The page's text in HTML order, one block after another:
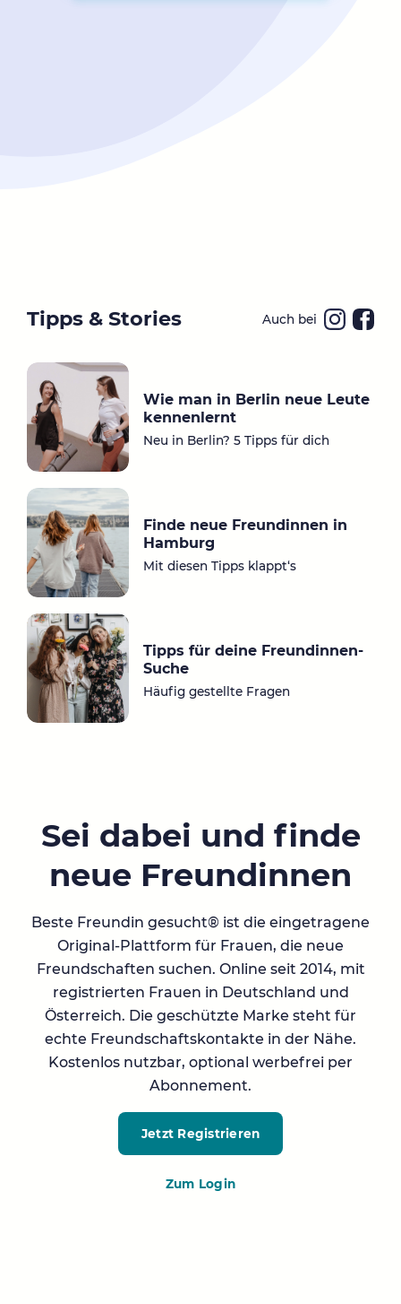
Tipps & Stories Auch bei
a
ok
Wie man in Berlin neue Leute
kennenlernt
Neu in Berlin? 5 Tipps für dich
Finde neue Freundinnen in
Hamburg
Mit diesen Tipps klappt‘s
Tipps für deine Freundinnen-
Suche
Häufig gestellte Fragen
Sei dabei und finde
neue Freundinnen
Beste Freundin gesucht® ist die eingetragene
Original-Plattform für Frauen, die neue
Freundschaften suchen. Online seit 2014, mit
registrierten Frauen in Deutschland und
Österreich. Die geschützte Marke steht für
echte Freundschaftskontakte in der Nähe.
Kostenlos nutzbar, optional werbefrei per
Abonnement.
Jetzt Registrieren
Zum Login